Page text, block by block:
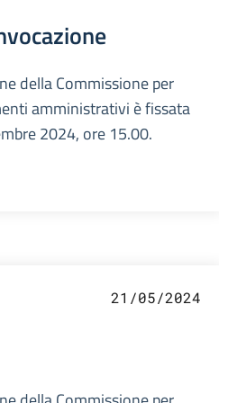
della Commissione per
amministrativi è fissata
2024, ore 15.00.
21/05/2024